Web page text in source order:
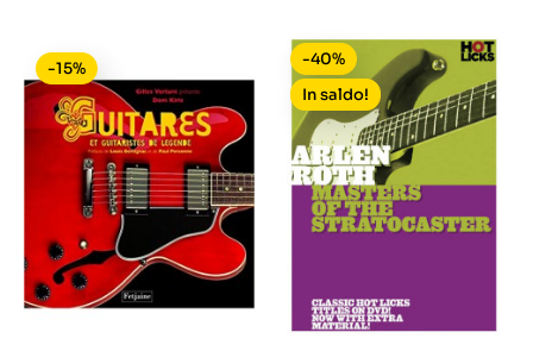
-15%
-40%
In saldo!